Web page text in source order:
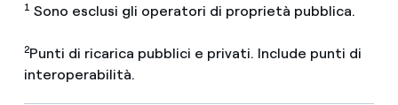
1 Sono esclusi gli operatori di proprietà pubblica.
2Punti di ricarica pubblici e privati. Include punti di
interoperabilità.